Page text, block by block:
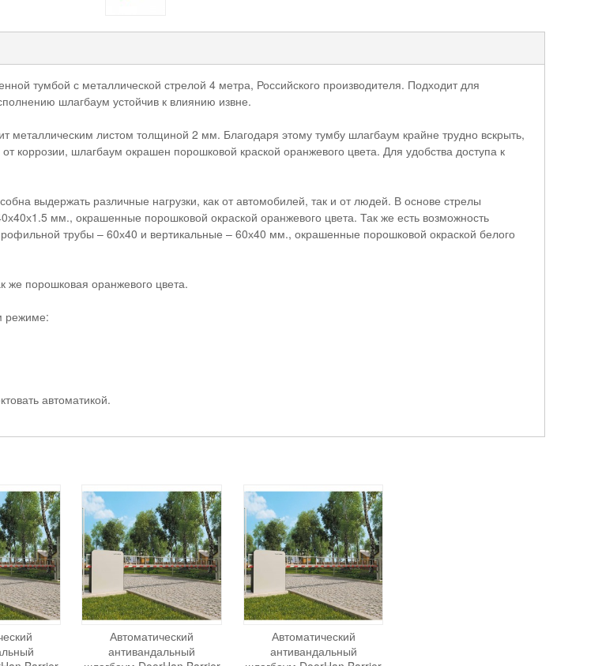
тумбой с металлической стрелой 4 метра, Российского производителя. Подходит для
шлагбаум устойчив к влиянию извне.
листом толщиной 2 мм. Благодаря этому тумбу шлагбаум крайне трудно вскрыть,
шлагбаум окрашен порошковой краской оранжевого цвета. Для удобства доступа к
выдержать различные нагрузки, как от автомобилей, так и от людей. В основе стрелы
мм., окрашенные порошковой окраской оранжевого цвета. Так же есть возможность
трубы – 60х40 и вертикальные – 60х40 мм., окрашенные порошковой окраской белого
же порошковая оранжевого цвета.
режиме:
автоматикой.
Автоматический
антивандальный
Автоматический
антивандальный